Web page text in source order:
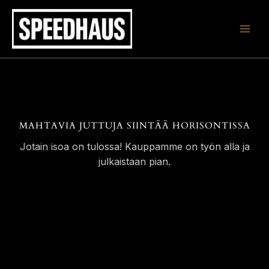
Siirry
sisältöön
MAHTAVIA JUTTUJA SIINTÄÄ HORISONTISSA
Jotain isoa on tulossa! Kauppamme on työn alla ja
julkaistaan pian.